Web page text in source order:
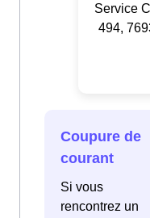
Service
494,
Coupure de
courant
Si vous
rencontrez un